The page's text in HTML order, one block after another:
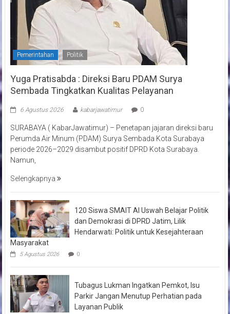
Pemerintahan Politik
Yuga Pratisabda : Direksi Baru PDAM Surya
Sembada Tingkatkan Kualitas Pelayanan
6 Agustus 2026 kabarjawatimur 0
SURABAYA ( KabarJawatimur) – Penetapan jajaran direksi baru
Perumda Air Minum (PDAM) Surya Sembada Kota Surabaya
periode 2026–2029 disambut positif DPRD Kota Surabaya.
Namun,
Selengkapnya
120 Siswa SMAIT Al Uswah Belajar Politik
dan Demokrasi di DPRD Jatim, Lilik
Hendarwati: Politik untuk Kesejahteraan
Masyarakat
5 Agustus 2026 0
Tubagus Lukman Ingatkan Pemkot, Isu
Parkir Jangan Menutup Perhatian pada
Layanan Publik